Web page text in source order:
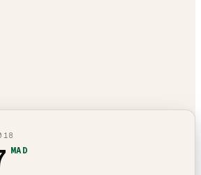
MAD